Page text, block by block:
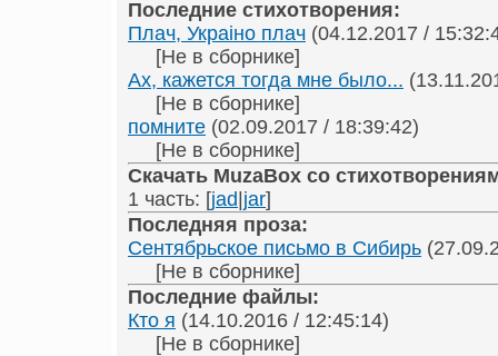
Последние стихотворения:
Плач, Украiно плач (04.12.2017 /
[Не в сборнике]
Ах, кажется тогда мне было...
[Не в сборнике]
помните (02.09.2017 / 18:39:42)
[Не в сборнике]
Скачать MuzaBox со
1 часть: [jad jar]
Последняя проза:
Сентябрьское письмо в Сибирь
[Не в сборнике]
Последние файлы:
Кто я (14.10.2016 / 12:45:14)
[Не в сборнике]